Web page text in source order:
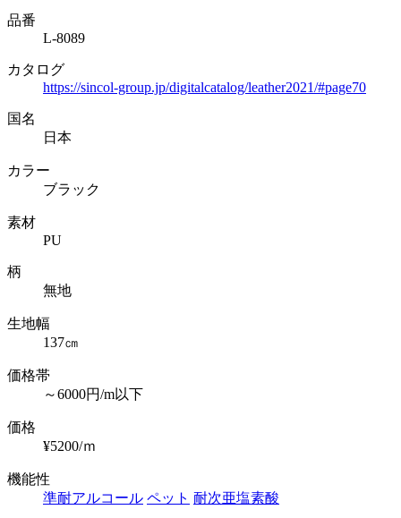
品番
L-8089
カタログ
https://sincol-group.jp/digitalcatalog/leather2021/#page70
国名
日本
カラー
ブラック
素材
PU
柄
無地
生地幅
137㎝
価格帯
～6000円/m以下
価格
¥5200/ｍ
機能性
準耐アルコール ペット 耐次亜塩素酸